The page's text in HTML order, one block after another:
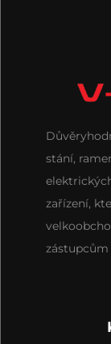
stání,
zařízení,
zástupcům